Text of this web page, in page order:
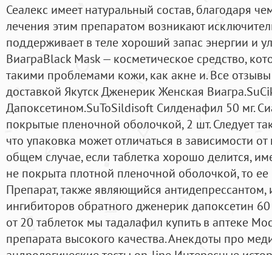
Сеалекс имеет натуральный состав, благодаря
лечения этим препаратом возникают
поддерживает в теле хороший запас энергии и
ВиаграBlack Mask — косметическое средство,
такими проблемами кожи, как акне и. Все
доставкой Якутск Дженерик Женская
Дапоксетином.SuToSildisoft Силденафил 50 мг.
покрытые пленочной оболочкой, 2 шт. Следует
что упаковка может отличаться в зависимости
общем случае, если таблетка хорошо делится,
не покрыта плотной пленочной оболочкой, то
Препарат, также являющийся антидепрессантом,
ингибиторов обратного дженерик дапоксетин
от 20 таблеток мы тадалафил купить в аптеке
препарата высокого качества. Анекдоты про